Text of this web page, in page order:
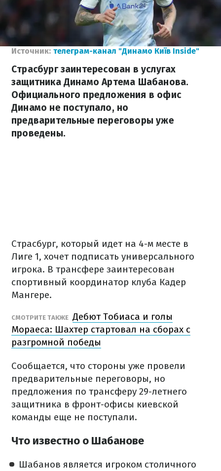
Источник: телеграм-канал "Динамо Київ Inside"
Страсбург заинтересован в услугах
защитника Динамо Артема Шабанова.
Официального предложения в офис
Динамо не поступало, но
предварительные переговоры уже
проведены.
Страсбург, который идет на 4-м месте в
Лиге 1, хочет подписать универсального
игрока. В трансфере заинтересован
спортивный координатор клуба Кадер
Мангере.
СМОТРИТЕ ТАКЖЕ Дебют Тобиаса и голы
Мораеса: Шахтер стартовал на сборах с
разгромной победы
Сообщается, что стороны уже провели
предварительные переговоры, но
предложения по трансферу 29-летнего
защитника в фронт-офисы киевской
команды еще не поступали.
Что известно о Шабанове
Шабанов является игроком столичного